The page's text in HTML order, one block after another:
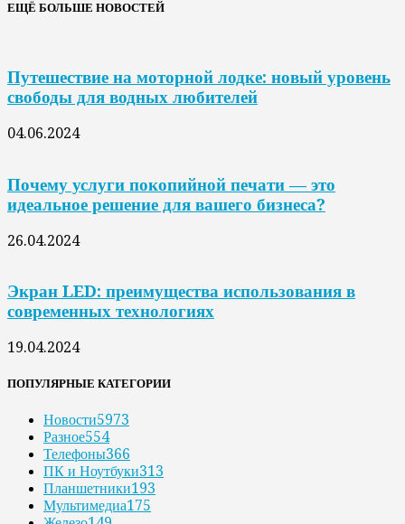
ЕЩЁ БОЛЬШЕ НОВОСТЕЙ
Путешествие на моторной лодке: новый уровень
свободы для водных любителей
04.06.2024
Почему услуги покопийной печати — это
идеальное решение для вашего бизнеса?
26.04.2024
Экран LED: преимущества использования в
современных технологиях
19.04.2024
ПОПУЛЯРНЫЕ КАТЕГОРИИ
Новости5973
Разное554
Телефоны366
ПК и Ноутбуки313
Планшетники193
Мультимедиа175